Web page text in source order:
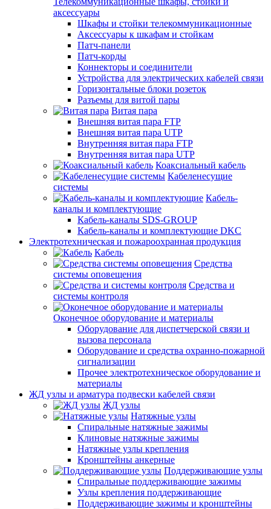
аксессуары
Шкафы и стойки телекоммуникационные
Аксессуары к шкафам и стойкам
Патч-панели
Патч-корды
Коннекторы и соединители
Устройства для электрических кабелей связи
Горизонтальные блоки розеток
Разъемы для витой пары
Витая пара
Внешняя витая пара FTP
Внешняя витая пара UTP
Внутренняя витая пара FTP
Внутренняя витая пара UTP
Коаксиальный кабель
Кабеленесущие
системы
Кабель-
каналы и комплектующие
Кабель-каналы SDS-GROUP
Кабель-каналы и комплектующие DKC
Электротехническая и пожароохранная продукция
Кабель
Средства
системы оповещения
Средства и
системы контроля
Оконечное оборудование и материалы
Оборудование для диспетчерской связи и
вызова персонала
Оборудование и средства охранно-пожарной
сигнализации
Прочее электротехническое оборудование и
материалы
ЖД узлы и арматура подвески кабелей связи
ЖД узлы
Натяжные узлы
Спиральные натяжные зажимы
Клиновые натяжные зажимы
Натяжные узлы крепления
Кронштейны анкерные
Поддерживающие узлы
Спиральные поддерживающие зажимы
Узлы крепления поддерживающие
Поддерживающие зажимы и кронштейны